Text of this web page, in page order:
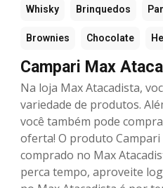
Whisky Brinquedos
Brownies Chocolate
Campari Max
Na loja Max Atacadista,
variedade de produtos.
você também pode
oferta! O produto
comprado no Max
perca tempo, aproveite